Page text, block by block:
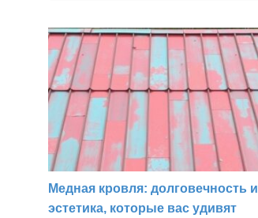
Медная кровля: долговечность и
эстетика, которые вас удивят